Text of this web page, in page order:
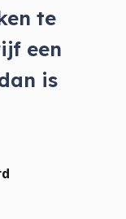
te
een
is